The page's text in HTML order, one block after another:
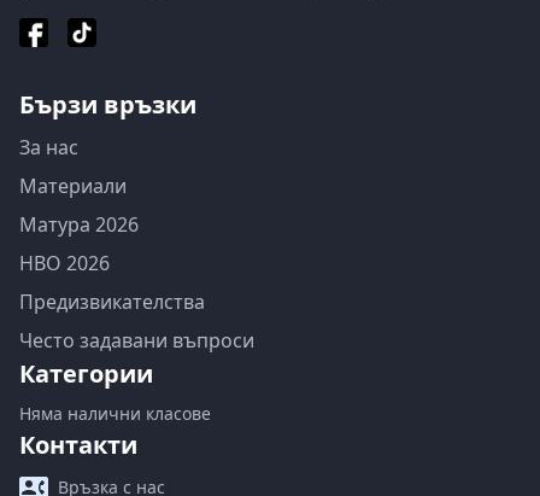
Бързи връзки
За нас
Материали
Матура 2026
НВО 2026
Предизвикателства
Често задавани въпроси
Категории
Няма налични класове
Контакти
Връзка с нас